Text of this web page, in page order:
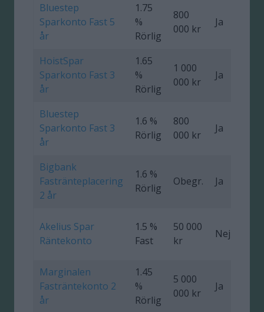
Bluestep
Sparkonto Fast 5
år
1.75
%
Rörlig
800
000 kr
Ja
HoistSpar
Sparkonto Fast 3
år
1.65
%
Rörlig
1 000
000 kr
Ja
Bluestep
Sparkonto Fast 3
år
1.6 %
Rörlig
800
000 kr
Ja
Bigbank
Fastränteplacering
2 år
1.6 %
Rörlig
Obegr. Ja
Akelius Spar
Räntekonto
1.5 %
Fast
50 000
kr
Nej
Marginalen
Fasträntekonto 2
år
1.45
%
Rörlig
5 000
000 kr
Ja